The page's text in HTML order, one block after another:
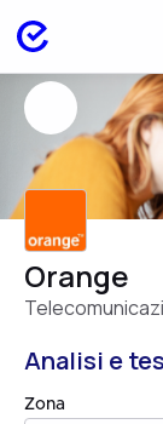
Orange
Analisi e
Zona